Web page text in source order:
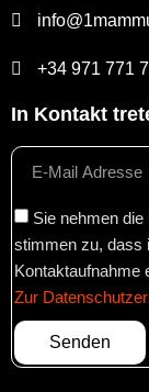
+34 971 771
In Kontakt
Sie nehmen
stimmen zu, dass
Kontaktaufnahme
Zur
Senden